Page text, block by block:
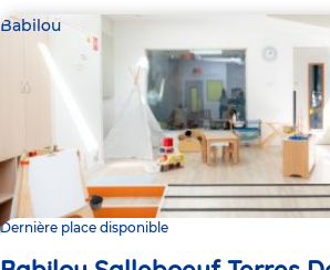
Babilou
Dernière place disponible